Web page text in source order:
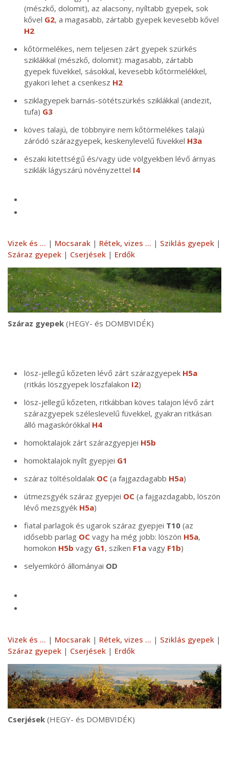
(mészkő, dolomit), az alacsony, nyíltabb gyepek, sok
kővel G2, a magasabb, zártabb gyepek kevesebb kővel
H2
kőtörmelékes, nem teljesen zárt gyepek szürkés
sziklákkal (mészkő, dolomit): magasabb, zártabb
gyepek füvekkel, sásokkal, kevesebb kőtörmelékkel,
gyakori lehet a csenkesz H2
sziklagyepek barnás-sötétszürkés sziklákkal (andezit,
tufa) G3
köves talajú, de többnyire nem kőtörmelékes talajú
záródó szárazgyepek, keskenylevelű füvekkel H3a
északi kitettségű és/vagy üde völgyekben lévő árnyas
sziklák lágyszárú növényzettel I4
Vizek és ... | Mocsarak | Rétek, vizes ... | Sziklás gyepek |
Száraz gyepek | Cserjések | Erdők
Száraz gyepek (HEGY- és DOMBVIDÉK)
lösz-jellegű kőzeten lévő zárt szárazgyepek H5a
(ritkás löszgyepek löszfalakon I2)
lösz-jellegű kőzeten, ritkábban köves talajon lévő zárt
szárazgyepek széleslevelű füvekkel, gyakran ritkásan
álló magaskórókkal H4
homoktalajok zárt szárazgyepjei H5b
homoktalajok nyílt gyepjei G1
száraz töltésoldalak OC(a fajgazdagabb H5a)
útmezsgyék száraz gyepjei OC(a fajgazdagabb, löszön
lévő mezsgyék H5a)
fiatal parlagok és ugarok száraz gyepjei T10(az
idősebb parlag OCvagy ha még jobb: löszön H5a,
homokon H5b vagy G1, szíken F1avagy F1b)
selyemkóró állományai OD
Vizek és ... | Mocsarak | Rétek, vizes ... | Sziklás gyepek |
Száraz gyepek | Cserjések | Erdők
Cserjések (HEGY- és DOMBVIDÉK)